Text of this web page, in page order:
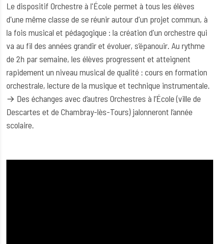
Le dispositif Orchestre à l'École permet à tous les élèves
d'une même classe de se réunir autour d'un projet commun, à
la fois musical et pédagogique : la création d'un orchestre qui
va au fil des années grandir et évoluer, s’épanouir. Au rythme
de 2h par semaine, les élèves progressent et atteignent
rapidement un niveau musical de qualité : cours en formation
orchestrale, lecture de la musique et technique instrumentale.
→ Des échanges avec d’autres Orchestres à l’École (ville de
Descartes et de Chambray-lès-Tours) jalonneront l’année
scolaire.